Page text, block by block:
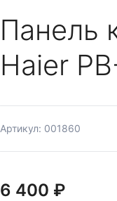
Панель
Haier
Артикул: 001860
6 400 ₽